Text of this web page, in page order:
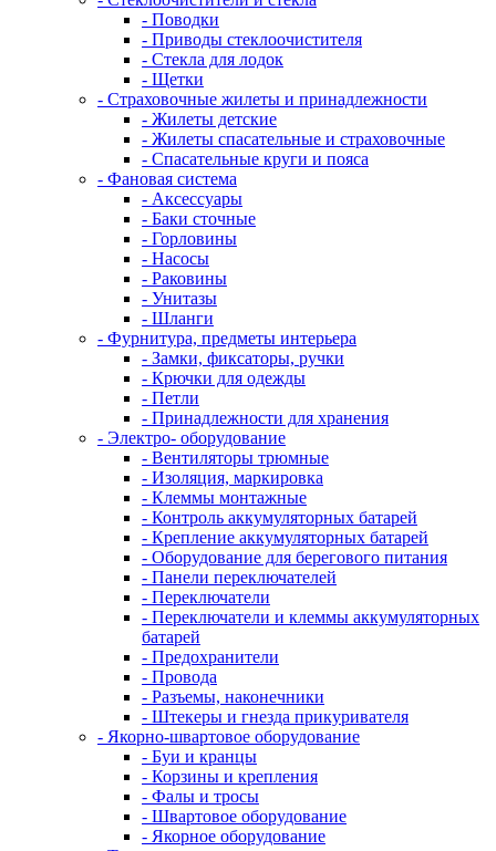
- Поводки
- Приводы стеклоочистителя
- Стекла для лодок
- Щетки
- Страховочные жилеты и принадлежности
- Жилеты детские
- Жилеты спасательные и страховочные
- Спасательные круги и пояса
- Фановая система
- Аксессуары
- Баки сточные
- Горловины
- Насосы
- Раковины
- Унитазы
- Шланги
- Фурнитура, предметы интерьера
- Замки, фиксаторы, ручки
- Крючки для одежды
- Петли
- Принадлежности для хранения
- Электро- оборудование
- Вентиляторы трюмные
- Изоляция, маркировка
- Клеммы монтажные
- Контроль аккумуляторных батарей
- Крепление аккумуляторных батарей
- Оборудование для берегового питания
- Панели переключателей
- Переключатели
- Переключатели и клеммы аккумуляторных
батарей
- Предохранители
- Провода
- Разъемы, наконечники
- Штекеры и гнезда прикуривателя
- Якорно-швартовое оборудование
- Буи и кранцы
- Корзины и крепления
- Фалы и тросы
- Швартовое оборудование
- Якорное оборудование